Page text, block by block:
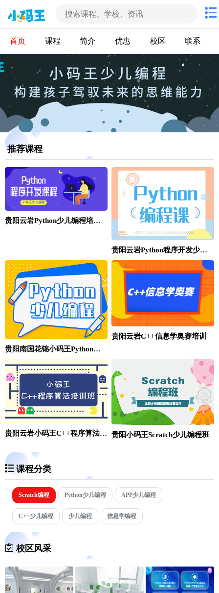
首页 课程 简介 优惠 校区 联系
推荐课程
贵阳云岩Python少儿编程培训学校哪里有？
贵阳云岩Python程序开发少儿编程课程价格
贵阳南国花锦小码王Python程序开发编程班
贵阳云岩C++信息学奥赛培训
贵阳云岩小码王C++程序算法课程 贵阳小码王Scratch少儿编程班
课程分类
Scratch编程 Python少儿编程 APP少儿编程
C++少儿编程 少儿编程 信息学编程
校区风采